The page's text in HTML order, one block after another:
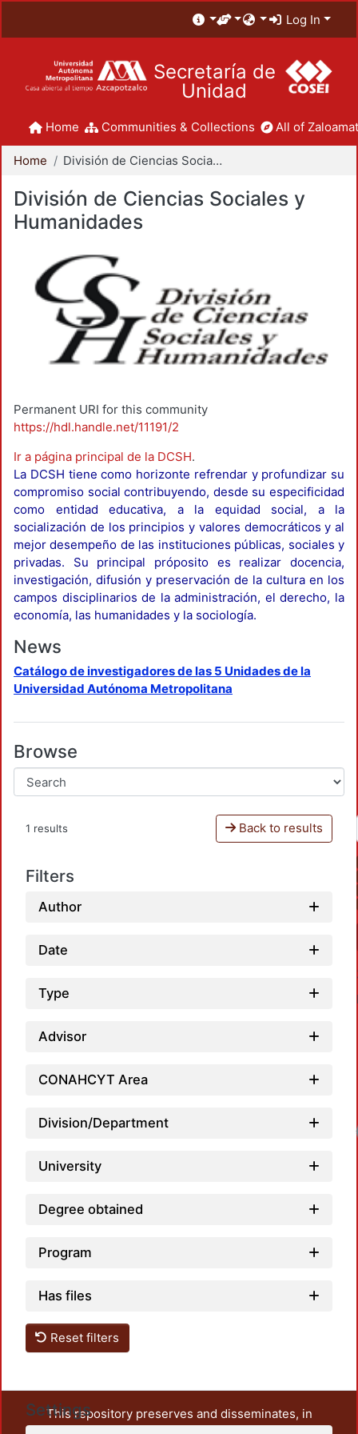
Log In
Secretaría de
Unidad
Home Communities & Collections All of
Home División de Ciencias Sociales y Humanidades
División de Ciencias Sociales y
Humanidades
Permanent URI for this community
https://hdl.handle.net/11191/2
Ir a página principal de la DCSH.
La DCSH tiene como horizonte refrendar y profundizar su
compromiso social contribuyendo, desde su especificidad
como entidad educativa, a la equidad social, a la
socialización de los principios y valores democráticos y al
mejor desempeño de las instituciones públicas, sociales y
privadas. Su principal próposito es realizar docencia,
investigación, difusión y preservación de la cultura en los
campos disciplinarios de la administración, el derecho, la
economía, las humanidades y la sociología.
News
Catálogo de investigadores de las 5 Unidades de la
Universidad Autónoma Metropolitana
Browse
1 results Back to results
Filters
Author
Date
Type
Advisor
CONAHCYT Area
Division/Department
University
Degree obtained
Program
Has files
Reset filters
Settings
This repository preserves and disseminates, in